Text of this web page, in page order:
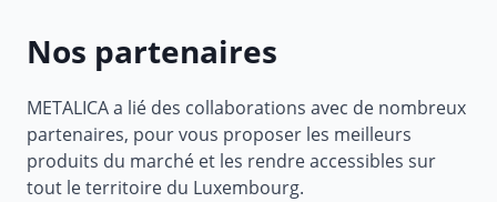
Nos partenaires
METALICA a lié des collaborations avec de nombreux
partenaires, pour vous proposer les meilleurs
produits du marché et les rendre accessibles sur
tout le territoire du Luxembourg.